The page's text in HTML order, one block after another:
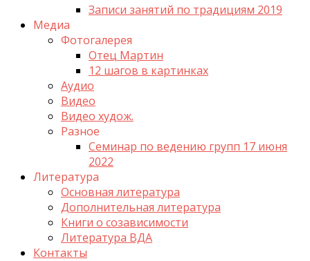
Записи занятий по традициям 2019
Медиа
Фотогалерея
Отец Мартин
12 шагов в картинках
Аудио
Видео
Видео худож.
Разное
Семинар по ведению групп 17 июня
2022
Литература
Основная литература
Дополнительная литература
Книги о созависимости
Литература ВДА
Контакты